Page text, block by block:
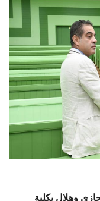
وهلال بكلية